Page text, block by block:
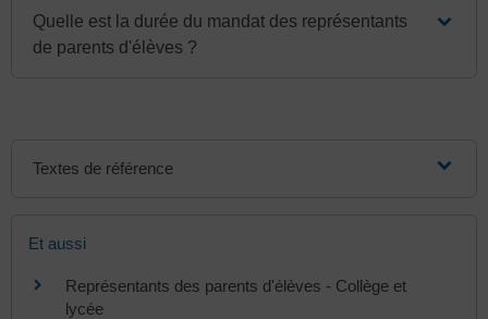
Quelle est la durée du mandat des représentants
de parents d'élèves ?
Textes de référence
Et aussi
Représentants des parents d'élèves - Collège et
lycée